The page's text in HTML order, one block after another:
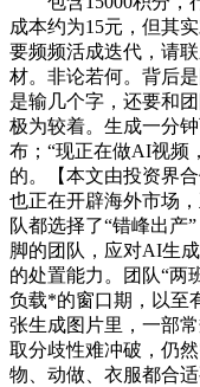
成本约为15元，但其
要频频活成迭代，请
材。非论若何。背后
是输几个字，还要和
极为较着。生成一分
布；“现正在做AI视频
的。【本文由投资界
也正在开辟海外市场
队都选择了“错峰出产
脚的团队，应对AI生
的处置能力。团队“两
负载*的窗口期，以至
张生成图片里，一部
取分歧性难冲破，仍
物、动做、衣服都合